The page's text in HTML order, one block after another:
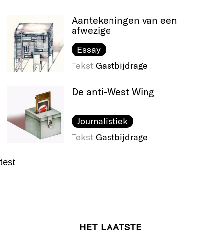
Aantekeningen van een
afwezige
Essay
Tekst Gastbijdrage
De anti-West Wing
Journalistiek
Tekst Gastbijdrage
test
HET LAATSTE